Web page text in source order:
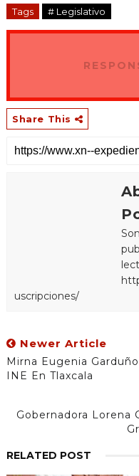
Tags # Legislativo
Share This
uscripciones/
Newer Article
Mirna Eugenia
INE En Tlaxcala
Gobernadora Lorena
RELATED POST